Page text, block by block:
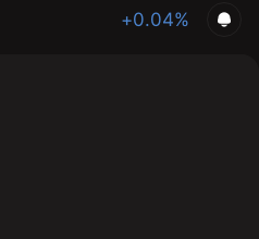
+0.04%